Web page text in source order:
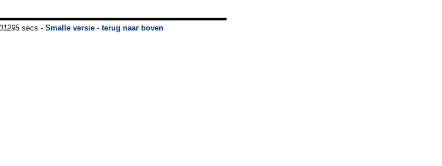
secs - Smalle versie- terug naar boven